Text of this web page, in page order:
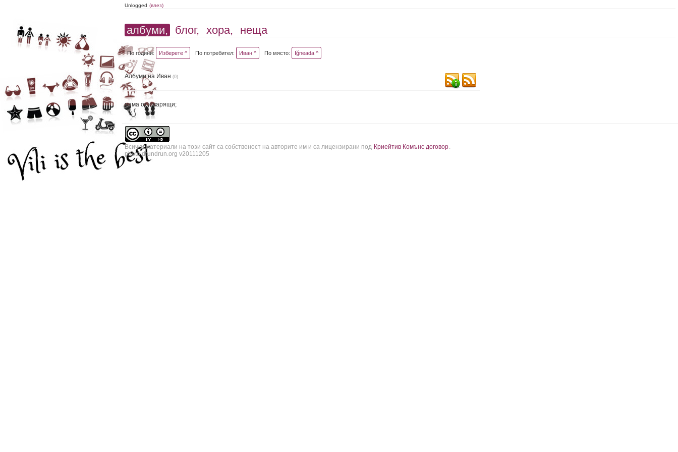
Unlogged (влез)
албуми, блог, хора, неща
По години: Изберете ^ По потребител: Иван ^ По място: Iğneada ^
Албуми на Иван (0)
няма отговарящи;
Всички материали на този сайт са собственост на авторите им и са лицензирани под Криейтив Комънс договор.
photo.drundrun.org v20111205